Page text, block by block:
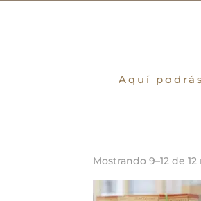
Aquí
Mostrando 9–12 de